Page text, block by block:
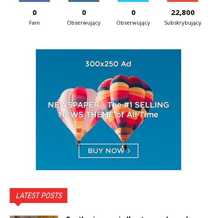
0
Fani
0
Obserwujący
0
Obserwujący
22,800
Subskrybujący
LATEST POSTS